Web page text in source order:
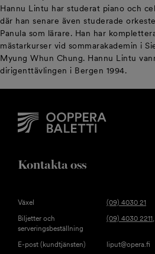
Hannu Lintu har studerat piano och
där han senare även studerade
Panula som lärare. Han har
mästarkurser vid sommarakademin i
Myung Whun Chung. Hannu Lintu
dirigenttävlingen i Bergen 1994.
Kontakta oss
Växel
(09) 4030 21
Biljetter och
serveringsbeställning
(09) 4030 2211
E-post (kundtjänsten)
liput@opera.fi